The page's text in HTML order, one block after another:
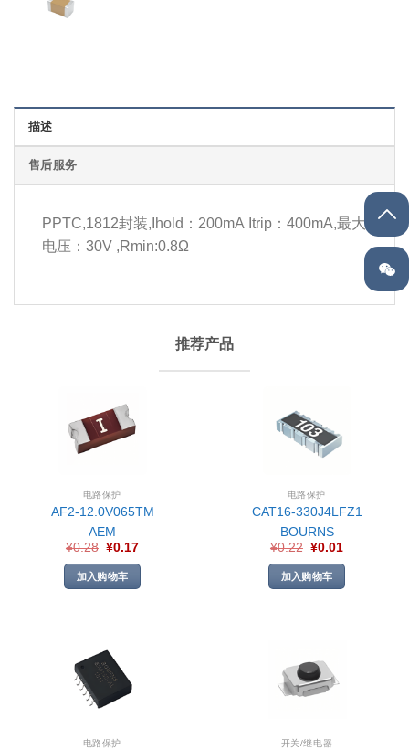
描述
售后服务
PPTC,1812封装,Ihold：200mA Itrip：400mA,最大
电压：30V ,Rmin:0.8Ω
推荐产品
电路保护
AF2-12.0V065TM
AEM
¥0.28 ¥0.17
加入购物车
电路保护
CAT16-330J4LFZ1
BOURNS
¥0.22 ¥0.01
加入购物车
电路保护 开关/继电器